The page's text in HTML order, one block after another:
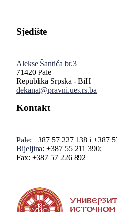
Sjedište
Alekse Šantića br.3
71420 Pale
Republika Srpska - BiH
dekanat@pravni.ues.rs.ba
Kontakt
Pale: +387 57 227 138 i +387
Bijeljina: +387 55 211 390;
Fax: +387 57 226 892